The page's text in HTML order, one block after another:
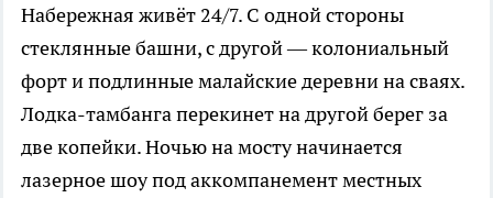
Набережная живёт 24/7. С одной стороны
стеклянные башни, с другой — колониальный
форт и подлинные малайские деревни на сваях.
Лодка-тамбанга перекинет на другой берег за
две копейки. Ночью на мосту начинается
лазерное шоу под аккомпанемент местных